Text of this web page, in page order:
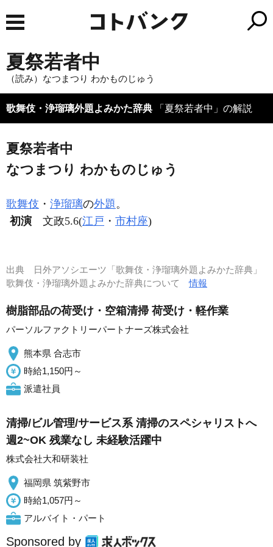
夏祭若者中
（読み）なつまつり わかものじゅう
歌舞伎・浄瑠璃外題よみかた辞典 「夏祭若者中」の解説
夏祭若者中
なつまつり わかものじゅう
歌舞伎 ・ 浄瑠璃の外題。
初演
文政5.6(江戸 ・ 市村座)
出典
日外アソシエーツ「歌舞伎・浄瑠璃外題よみかた辞典」
歌舞伎・浄瑠璃外題よみかた辞典について情報
樹脂部品の荷受け・空箱清掃 荷受け・軽作業
パーソルファクトリーパートナーズ株式会社
熊本県 合志市
時給1,150円～
派遣社員
清掃/ビル管理/サービス系 清掃のスペシャリストへ
週2~OK 残業なし 未経験活躍中
株式会社大和研装社
福岡県 筑紫野市
時給1,057円～
アルバイト・パート
Sponsored by